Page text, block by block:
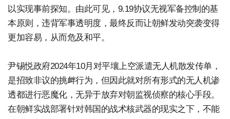
以实现事前探知。由此可见，9.19协议无视军备控制的基
本原则，违背军事透明度，最终反而让朝鲜发动突袭变得
更加容易，从而危及和平。
尹锡悦政府2024年10月对平壤上空派遣无人机散发传单，
是招致非议的挑衅行为，但因此就对所有形式的无人机渗
透都进行恶魔化，无异于放弃对朝监视侦察的核心手段。
在朝鲜实战部署针对韩国的战术核武器的现实之下，不能